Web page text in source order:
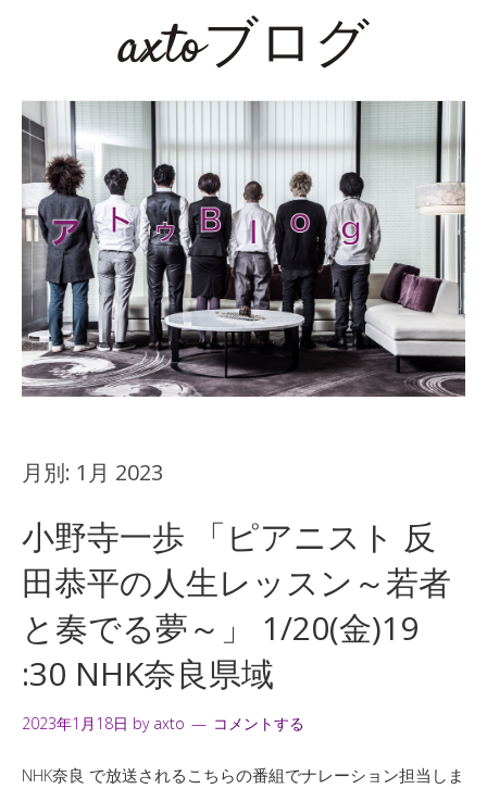
axtoブログ
月別: 1月 2023
小野寺一歩 「ピアニスト 反
田恭平の人生レッスン～若者
と奏でる夢～」 1/20(金)19
:30 NHK奈良県域
2023年1月18日 by axto コメントする
NHK奈良 で放送されるこちらの番組でナレーション担当しま